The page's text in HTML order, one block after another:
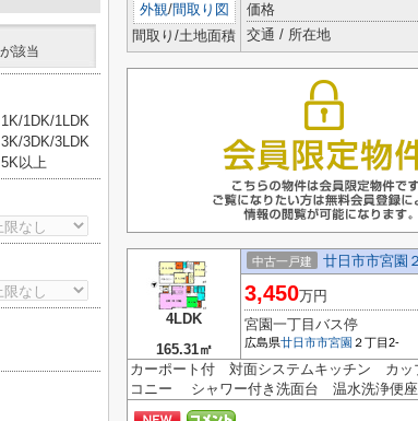
外観/間取り図
間取り/土地面積
価格
交通 / 所在地
4LDK
165.31㎡
中古一戸建 廿日市市宮園
3,450万円
宮園一丁目バス停
広島県廿日市市宮園 ２丁目2-
カーポート付 対面システムキッチン カ
コニー シャワー付き洗面台 温水洗浄便
該当
1K/1DK/1LDK
3K/3DK/3LDK
5K以上